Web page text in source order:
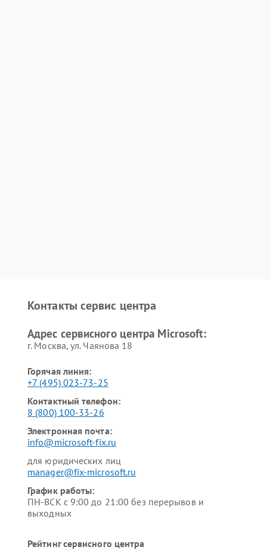
Контакты сервис центра
Адрес сервисного центра Microsoft:
г. Москва, ул. Чаянова 18
Горячая линия:
+7 (495) 023-73-25
Контактный телефон:
8 (800) 100-33-26
Электронная почта:
info@microsoft-fix.ru
для юридических лиц
manager@fix-microsoft.ru
График работы:
ПН-ВСК с 9:00 до 21:00 без перерывов и
выходных
Рейтинг сервисного центра